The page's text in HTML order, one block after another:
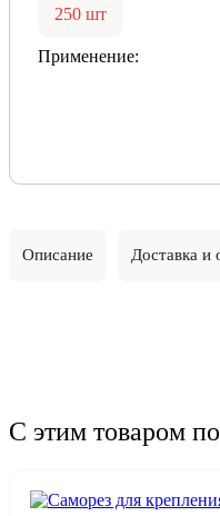
250 шт
Применение:
Описание Доставка и
С этим товаром